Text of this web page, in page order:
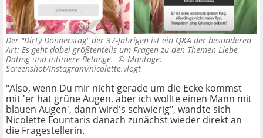
Der "Dirty Donnerstag" der 37-Jährigen ist ein Q&A der besonderen
Art: Es geht dabei größtenteils um Fragen zu den Themen Liebe,
Dating und intimere Belange. © Montage:
Screenshot/Instagram/nicolette.vlogt
"Also, wenn Du mir nicht gerade um die Ecke kommst
mit 'er hat grüne Augen, aber ich wollte einen Mann mit
blauen Augen', dann wird's schwierig", wandte sich
Nicolette Fountaris danach zunächst wieder direkt an
die Fragestellerin.